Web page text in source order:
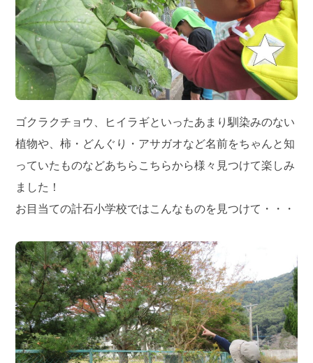
ゴクラクチョウ、ヒイラギといったあまり馴染みのない
植物や、柿・どんぐり・アサガオなど名前をちゃんと知
っていたものなどあちらこちらから様々見つけて楽しみ
ました！
お目当ての計石小学校ではこんなものを見つけて・・・